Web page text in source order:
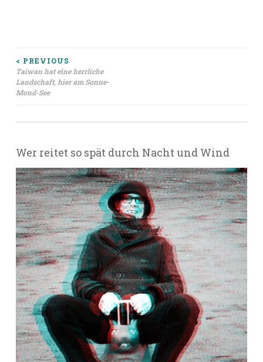
Beitragsnavigation
< PREVIOUS
Taiwan hat eine herrliche
Landschaft, hier am Sonne-
Mond-See
Wer reitet so spät durch Nacht und Wind